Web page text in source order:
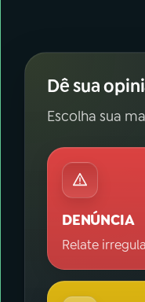
Dê sua
Escolha sua
DENÚNCIA
Relate